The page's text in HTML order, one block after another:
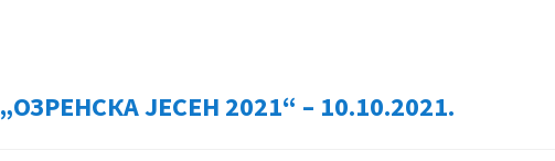
„ОЗРЕНСКА ЈЕСЕН 2021“ – 10.10.2021.